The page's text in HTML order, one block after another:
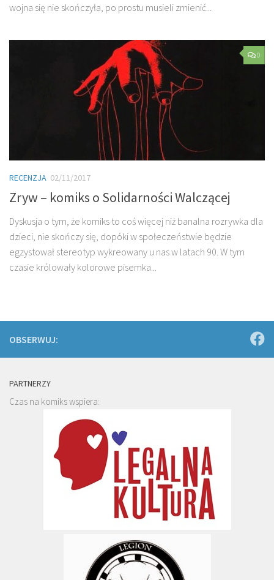
wojna się nie skończyła, po prostu musieli zmienić...
0
RECENZJA 02/11/2017
Zryw – komiks o Solidarności Walczącej
Dyskusja o tym, że komiks to coś więcej niż banalna rozrywka dla
dzieci, nie skończy się, dopóki w społeczeństwie będzie
egzystował stereotyp wykreowany u nas w latach 90. W tym
czasie królowały kolorowe pisemka...
OBSERWUJ:
PARTNERZY
Czas na komiks wspiera: